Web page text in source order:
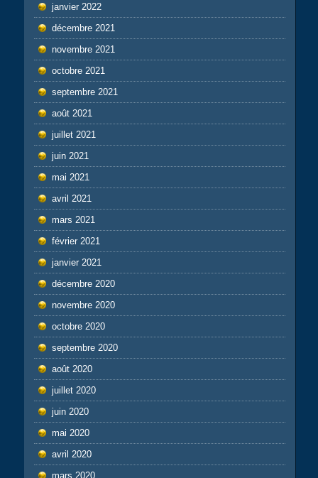
janvier 2022
décembre 2021
novembre 2021
octobre 2021
septembre 2021
août 2021
juillet 2021
juin 2021
mai 2021
avril 2021
mars 2021
février 2021
janvier 2021
décembre 2020
novembre 2020
octobre 2020
septembre 2020
août 2020
juillet 2020
juin 2020
mai 2020
avril 2020
mars 2020